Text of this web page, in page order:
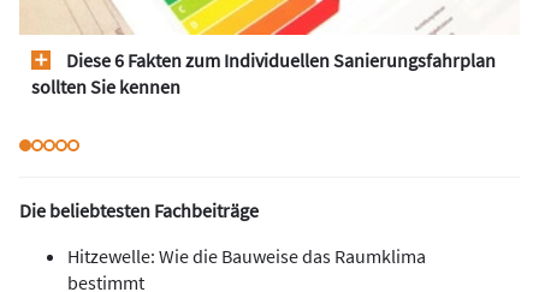
Diese 6 Fakten zum Individuellen Sanierungsfahrplan
sollten Sie kennen
Die beliebtesten Fachbeiträge
Hitzewelle: Wie die Bauweise das Raumklima
bestimmt